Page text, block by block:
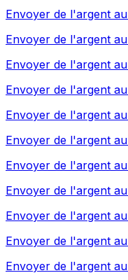
Envoyer de l'argent au
Envoyer de l'argent au
Envoyer de l'argent au
Envoyer de l'argent au
Envoyer de l'argent au
Envoyer de l'argent au
Envoyer de l'argent au
Envoyer de l'argent au
Envoyer de l'argent au
Envoyer de l'argent au
Envoyer de l'argent au